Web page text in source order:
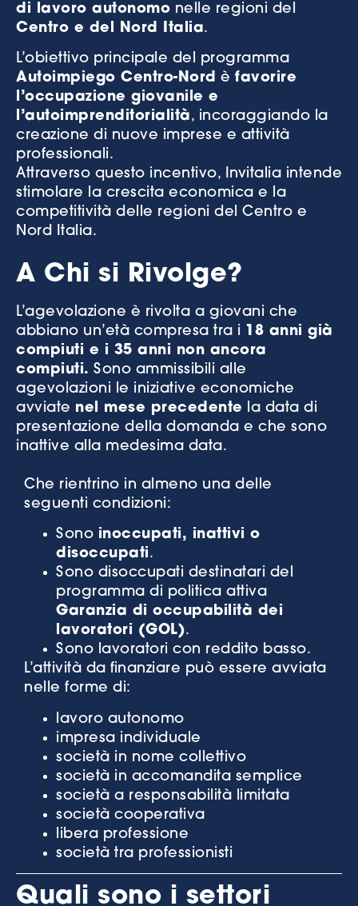
di lavoro autonomo nelle regioni del
Centro e del Nord Italia.
L’obiettivo principale del programma
Autoimpiego Centro-Nord è favorire
l’occupazione giovanile e
l’autoimprenditorialità, incoraggiando la
creazione di nuove imprese e attività
professionali.
Attraverso questo incentivo, Invitalia intende
stimolare la crescita economica e la
competitività delle regioni del Centro e
Nord Italia.
A Chi si Rivolge?
L’agevolazione è rivolta a giovani che
abbiano un’età compresa tra i 18 anni già
compiuti e i 35 anni non ancora
compiuti. Sono ammissibili alle
agevolazioni le iniziative economiche
avviate nel mese precedente la data di
presentazione della domanda e che sono
inattive alla medesima data.
Che rientrino in almeno una delle
seguenti condizioni:
Sono inoccupati, inattivi o
disoccupati.
Sono disoccupati destinatari del
programma di politica attiva
Garanzia di occupabilità dei
lavoratori (GOL).
Sono lavoratori con reddito basso.
L’attività da finanziare può essere avviata
nelle forme di:
lavoro autonomo
impresa individuale
società in nome collettivo
società in accomandita semplice
società a responsabilità limitata
società cooperativa
libera professione
società tra professionisti
Quali sono i settori